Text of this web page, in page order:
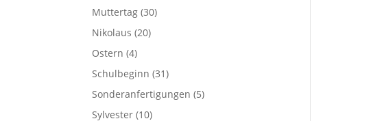
Muttertag (30)
Nikolaus (20)
Ostern (4)
Schulbeginn (31)
Sonderanfertigungen (5)
Sylvester (10)